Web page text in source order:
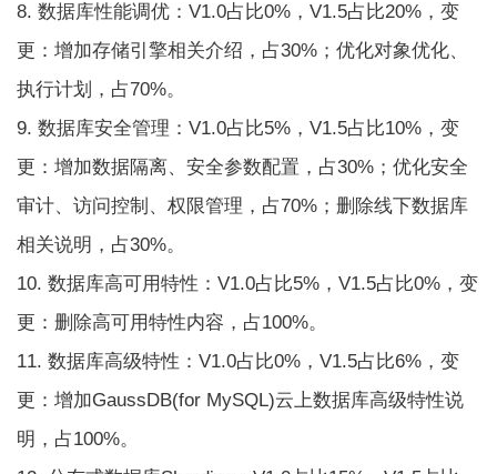
8. 数据库性能调优：V1.0占比0%，V1.5占比20%，变
更：增加存储引擎相关介绍，占30%；优化对象优化、
执行计划，占70%。
9. 数据库安全管理：V1.0占比5%，V1.5占比10%，变
更：增加数据隔离、安全参数配置，占30%；优化安全
审计、访问控制、权限管理，占70%；删除线下数据库
相关说明，占30%。
10. 数据库高可用特性：V1.0占比5%，V1.5占比0%，变
更：删除高可用特性内容，占100%。
11. 数据库高级特性：V1.0占比0%，V1.5占比6%，变
更：增加GaussDB(for MySQL)云上数据库高级特性说
明，占100%。